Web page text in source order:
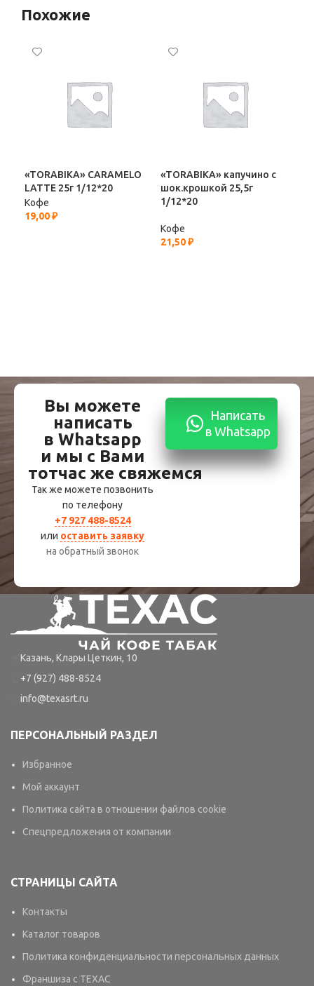
Похожие
«TORABIKA» CARAMELO
LATTE 25г 1/12*20
Кофе
19,00₽
«TORABIKA» капучино с
шок.крошкой 25,5г
1/12*20
Кофе
21,50₽
Вы можете
написать
в Whatsapp
и мы с Вами
тотчас же свяжемся
Так же можете позвонить
по телефону
+7 927 488-8524
или оставить заявку
на обратный звонок
Написать
в Whatsapp
Казань, Клары Цеткин, 10
+7 (927) 488-8524
info@texasrt.ru
ПЕРСОНАЛЬНЫЙ РАЗДЕЛ
Избранное
Мой аккаунт
Политика сайта в отношении файлов cookie
Спецпредложения от компании
СТРАНИЦЫ САЙТА
Контакты
Каталог товаров
Политика конфиденциальности персональных данных
Франшиза с TEXAC